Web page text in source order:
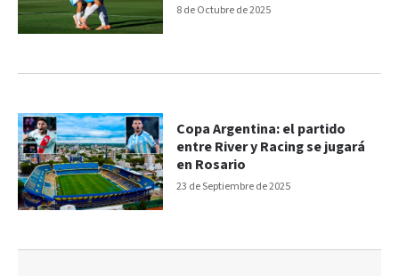
8 de Octubre de 2025
23 de Septiembre de 2025
Copa Argentina: el partido
entre River y Racing se jugará
en Rosario